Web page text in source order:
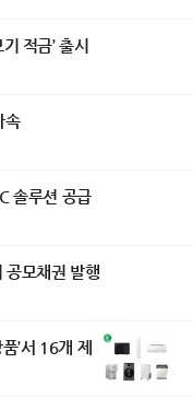
적금’ 출시
속
솔루션 공급
공모채권 발행
’서 16개 제